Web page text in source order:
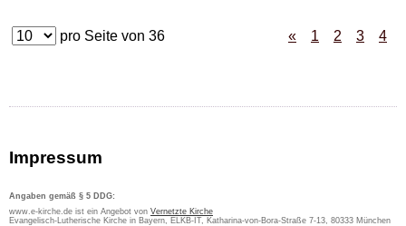
pro Seite von 36 « 1 2 3 4
Impressum
Angaben gemäß § 5 DDG:
www.e-kirche.de ist ein Angebot von Vernetzte Kirche
Evangelisch-Lutherische Kirche in Bayern, ELKB-IT, Katharina-von-Bora-Straße 7-13, 80333 München